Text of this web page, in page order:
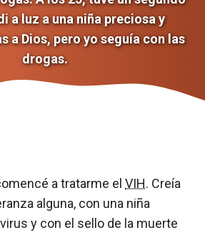
a luz a una niña preciosa y
a Dios, pero yo seguía con las
drogas.
a tratarme el VIH. Creía
alguna, con una niña
y con el sello de la muerte